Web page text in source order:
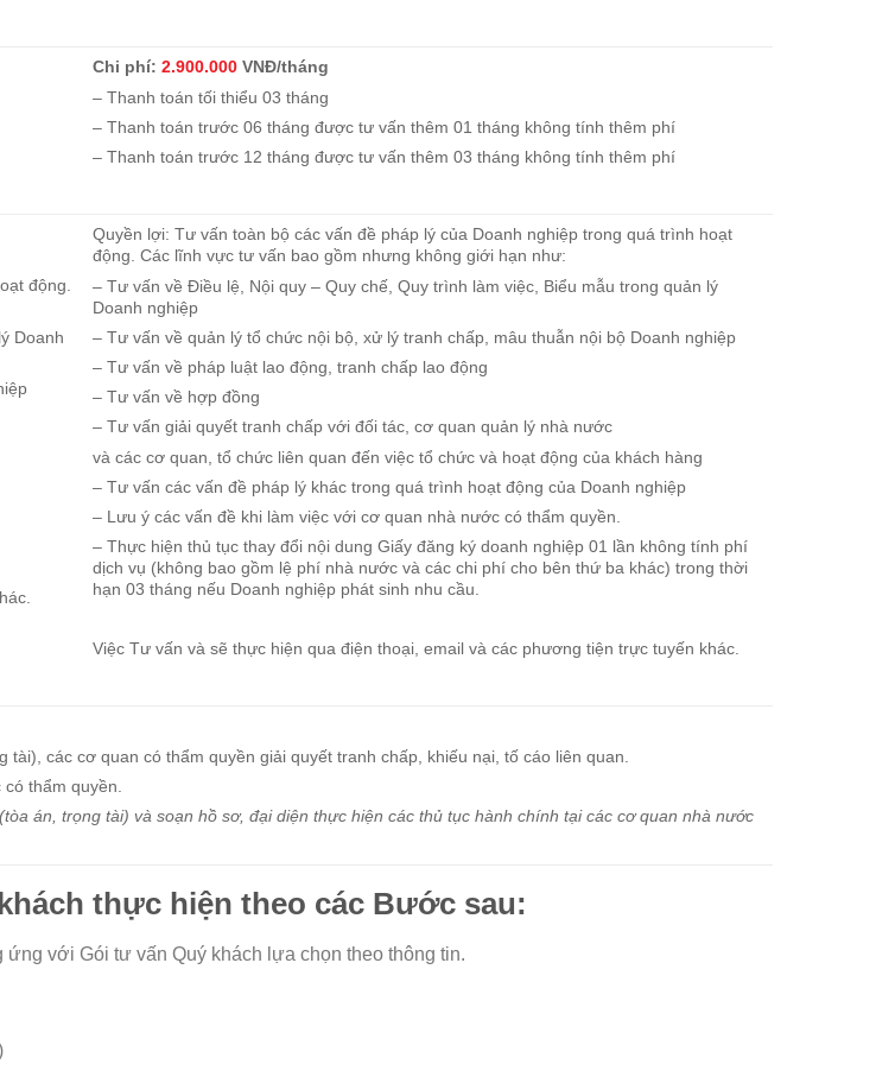
Chi phí:2.900.000 VNĐ/tháng
– Thanh toán tối thiểu 03 tháng
– Thanh toán trước 06 tháng được tư vấn thêm 01 tháng không tính thêm phí
– Thanh toán trước 12 tháng được tư vấn thêm 03 tháng không tính thêm phí
động.
Doanh
Quyền lợi: Tư vấn toàn bộ các vấn đề pháp lý của Doanh nghiệp trong quá trình hoạt
động. Các lĩnh vực tư vấn bao gồm nhưng không giới hạn như:
– Tư vấn về Điều lệ, Nội quy – Quy chế, Quy trình làm việc, Biểu mẫu trong quản lý
Doanh nghiệp
– Tư vấn về quản lý tổ chức nội bộ, xử lý tranh chấp, mâu thuẫn nội bộ Doanh nghiệp
– Tư vấn về pháp luật lao động, tranh chấp lao động
– Tư vấn về hợp đồng
– Tư vấn giải quyết tranh chấp với đối tác, cơ quan quản lý nhà nước
và các cơ quan, tổ chức liên quan đến việc tổ chức và hoạt động của khách hàng
– Tư vấn các vấn đề pháp lý khác trong quá trình hoạt động của Doanh nghiệp
– Lưu ý các vấn đề khi làm việc với cơ quan nhà nước có thẩm quyền.
– Thực hiện thủ tục thay đổi nội dung Giấy đăng ký doanh nghiệp 01 lần không tính phí
dịch vụ (không bao gồm lệ phí nhà nước và các chi phí cho bên thứ ba khác) trong thời
hạn 03 tháng nếu Doanh nghiệp phát sinh nhu cầu.
Việc Tư vấn và sẽ thực hiện qua điện thoại, email và các phương tiện trực tuyến khác.
các cơ quan có thẩm quyền giải quyết tranh chấp, khiếu nại, tố cáo liên quan.
thẩm quyền.
án, trọng tài) và soạn hồ sơ, đại diện thực hiện các thủ tục hành chính tại các cơ quan nhà nước
thực hiện theo các Bước sau:
với Gói tư vấn Quý khách lựa chọn theo thông tin.